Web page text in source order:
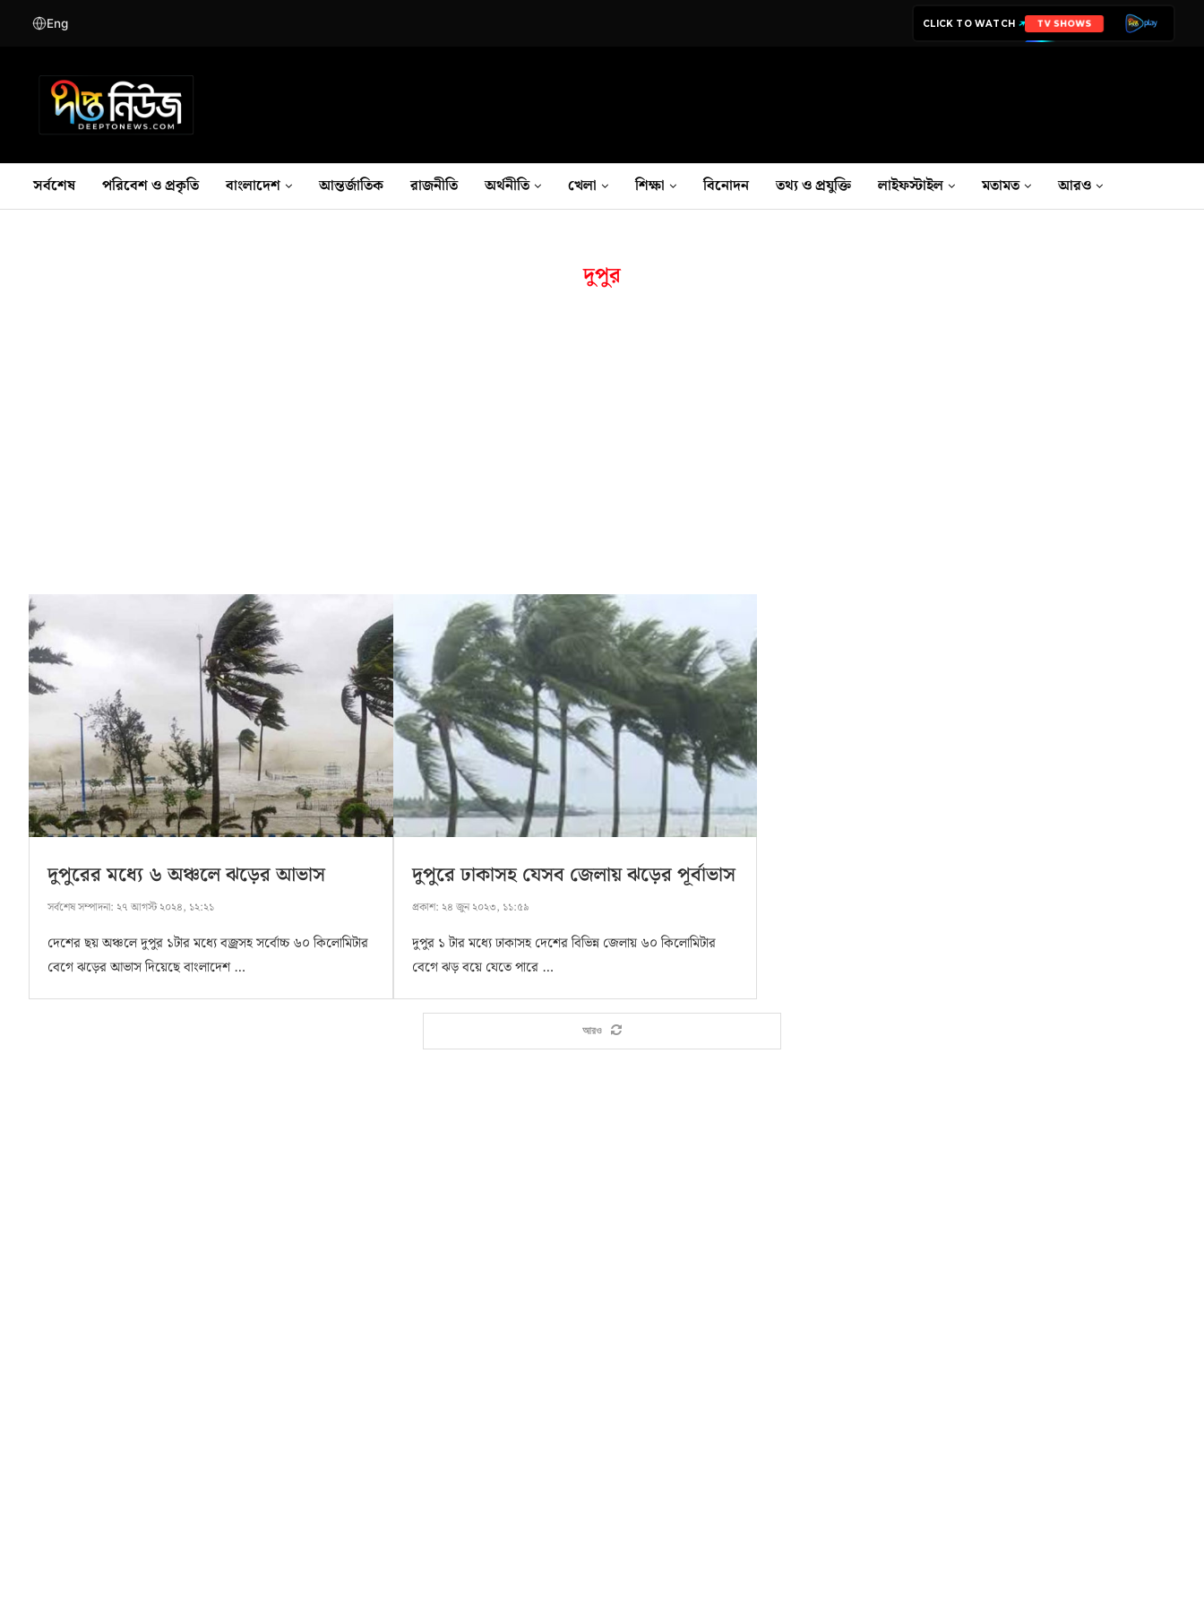
Eng CLICK TO WATCH MICRODRAMA
সর্বশেষ পরিবেশ ও প্রকৃতি বাংলাদেশ আন্তর্জাতিক রাজনীতি অর্থনীতি খেলা শিক্ষা বিনোদন তথ‍্য ও প্রযুক্তি লাইফস্টাইল মতামত আরও
দুপুর
দুপুরের মধ্যে ৬ অঞ্চলে ঝড়ের আভাস
সর্বশেষ সম্পাদনা: ২৭ আগস্ট ২০২৪, ১২:২১
দেশের ছয় অঞ্চলে দুপুর ১টার মধ্যে বজ্রসহ সর্বোচ্চ ৬০ কিলোমিটার
বেগে ঝড়ের আভাস দিয়েছে বাংলাদেশ …
দুপুরে ঢাকাসহ যেসব জেলায় ঝড়ের পূর্বাভাস
প্রকাশ: ২৪ জুন ২০২৩, ১১:৫৯
দুপুর ১ টার মধ্যে ঢাকাসহ দেশের বিভিন্ন জেলায় ৬০ কিলোমিটার
বেগে ঝড় বয়ে যেতে পারে …
আরও